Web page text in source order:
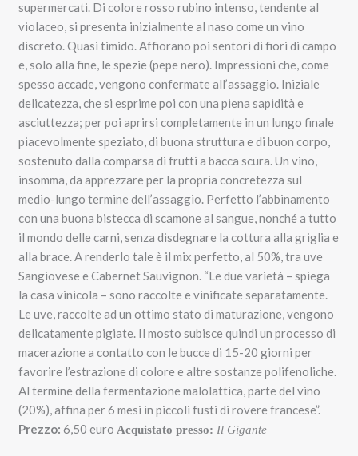
supermercati. Di colore rosso rubino intenso, tendente al
violaceo, si presenta inizialmente al naso come un vino
discreto. Quasi timido. Affiorano poi sentori di fiori di campo
e, solo alla fine, le spezie (pepe nero). Impressioni che, come
spesso accade, vengono confermate all’assaggio. Iniziale
delicatezza, che si esprime poi con una piena sapidità e
asciuttezza; per poi aprirsi completamente in un lungo finale
piacevolmente speziato, di buona struttura e di buon corpo,
sostenuto dalla comparsa di frutti a bacca scura. Un vino,
insomma, da apprezzare per la propria concretezza sul
medio-lungo termine dell’assaggio. Perfetto l’abbinamento
con una buona bistecca di scamone al sangue, nonché a tutto
ilmondo delle carni, senza disdegnare la cottura alla griglia e
alla brace.A renderlo tale è il mix perfetto, al 50%, tra uve
Sangiovese e Cabernet Sauvignon. “Le due varietà – spiega
la casa vinicola – sono raccolte e vinificate separatamente.
Le uve, raccolte ad un ottimo stato di maturazione, vengono
delicatamente pigiate. Il mosto subisce quindi unprocesso di
macerazione a contatto con le bucce di 15-20 giorni per
favorire l’estrazione di colore ealtre sostanze polifenoliche.
Al termine della fermentazione malolattica, parte del vino
(20%), affina per 6 mesi in piccoli fusti di rovere francese”.
Prezzo: 6,50 euro Acquistato presso: Il Gigante